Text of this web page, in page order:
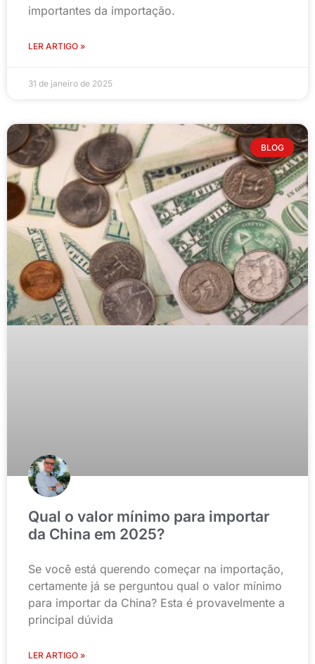
importantes da importação.
LER ARTIGO »
31 de janeiro de 2025
BLOG
Qual o valor mínimo para importar
da China em 2025?
Se você está querendo começar na importação,
certamente já se perguntou qual o valor mínimo
para importar da China? Esta é provavelmente a
principal dúvida
LER ARTIGO »